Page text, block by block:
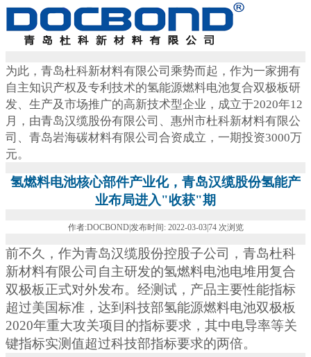
为此，青岛杜科新材料有限公司乘势而起，作为一家拥有
自主知识产权及专利技术的氢能源燃料电池复合双极板研
发、生产及市场推广的高新技术型企业，成立于2020年12
月，由青岛汉缆股份有限公司、惠州市杜科新材料有限公
司、青岛岩海碳材料有限公司合资成立，一期投资3000万
元。
氢燃料电池核心部件产业化，青岛汉缆股份氢能产
业布局进入"收获"期
作者:DOCBOND|发布时间: 2022-03-03|74 次浏览
前不久，作为青岛汉缆股份控股子公司，青岛杜科
新材料有限公司自主研发的氢燃料电池电堆用复合
双极板正式对外发布。经测试，产品主要性能指标
超过美国标准，达到科技部氢能源燃料电池双极板
2020年重大攻关项目的指标要求，其中电导率等关
键指标实测值超过科技部指标要求的两倍。